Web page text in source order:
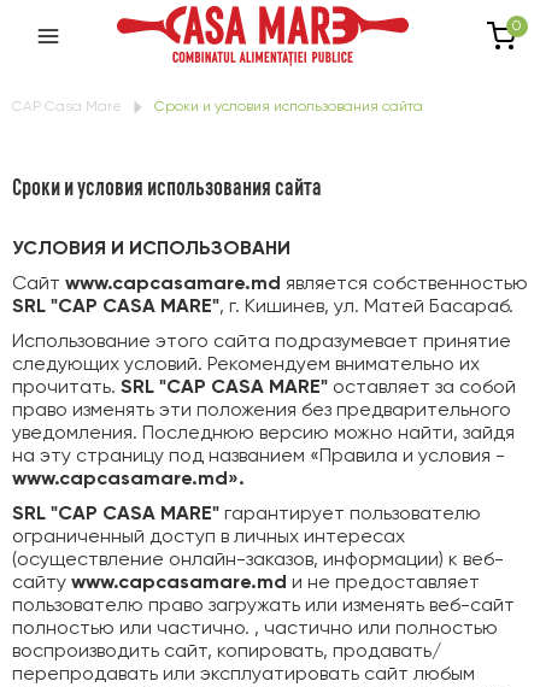
0
CAP Casa Mare Сроки и условия использования сайта
Сроки и условия использования сайта
УСЛОВИЯ И ИСПОЛЬЗОВАНИ
Сайт www.capcasamare.md является собственностью
SRL "CAP CASA MARE", г. Кишинев, ул. Матей Басараб.
Использование этого сайта подразумевает принятие
следующих условий. Рекомендуем внимательно их
прочитать. SRL "CAP CASA MARE" оставляет за собой
право изменять эти положения без предварительного
уведомления. Последнюю версию можно найти, зайдя
на эту страницу под названием «Правила и условия -
www.capcasamare.md».
SRL "CAP CASA MARE" гарантирует пользователю
ограниченный доступ в личных интересах
(осуществление онлайн-заказов, информации) к веб-
сайту www.capcasamare.md и не предоставляет
пользователю право загружать или изменять веб-сайт
полностью или частично. , частично или полностью
воспроизводить сайт, копировать, продавать/
перепродавать или эксплуатировать сайт любым